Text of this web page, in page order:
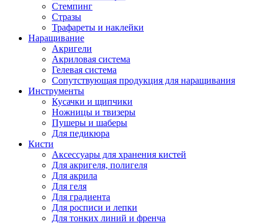
Стемпинг
Стразы
Трафареты и наклейки
Наращивание
Акригели
Акриловая система
Гелевая система
Сопутствующая продукция для наращивания
Инструменты
Кусачки и щипчики
Ножницы и твизеры
Пушеры и шаберы
Для педикюра
Кисти
Аксессуары для хранения кистей
Для акригеля, полигеля
Для акрила
Для геля
Для градиента
Для росписи и лепки
Для тонких линий и френча